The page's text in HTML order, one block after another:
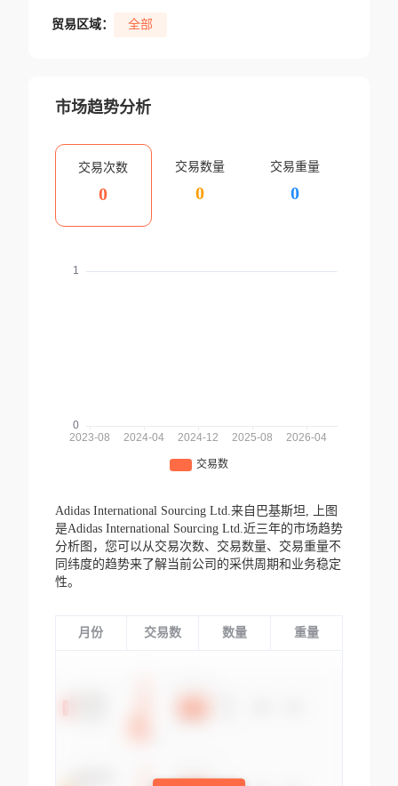
贸易区域： 全部
市场趋势分析
交易次数
0
交易数量
0
交易重量
0
Adidas International Sourcing Ltd.来自巴基斯坦,
上图
是Adidas International Sourcing Ltd.近三年的市场趋势
分析图，您可以从交易次数、交易数量、交易重量不
同纬度的趋势来了解当前公司的采供周期和业务稳定
性。
月份 交易数 数量 重量